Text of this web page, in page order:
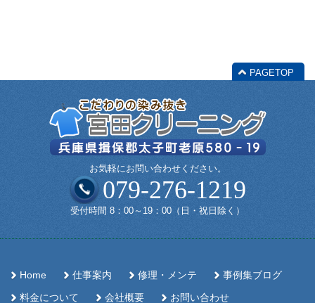
PAGETOP
お気軽にお問い合わせください。
079-276-1219
受付時間 8：00～19：00（日・祝日除く）
Home 仕事案内 修理・メンテ 事例集ブログ
料金について 会社概要 お問い合わせ